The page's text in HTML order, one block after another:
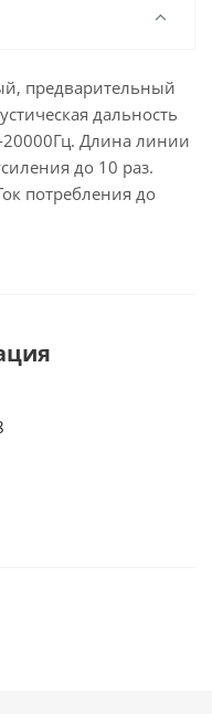
предварительный
дальность
Длина линии
до 10 раз.
потребления до